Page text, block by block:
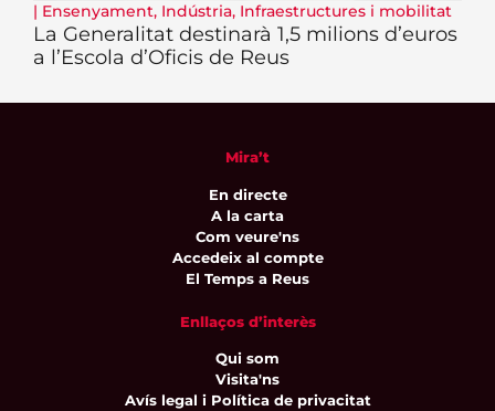
| Ensenyament, Indústria, Infraestructures i mobilitat
La Generalitat destinarà 1,5 milions d’euros
a l’Escola d’Oficis de Reus
Mira’t
En directe
A la carta
Com veure'ns
Accedeix al compte
El Temps a Reus
Enllaços d’interès
Qui som
Visita'ns
Avís legal i Política de privacitat